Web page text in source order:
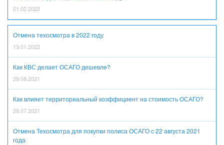
21.02.2022
Отмена техосмотра в 2022 году
13.01.2022
Как КВС делает ОСАГО дешевле?
29.08.2021
Как влияет территориальный коэффициент на стоимость ОСАГО?
28.07.2021
Отмена Техосмотра для покупки полиса ОСАГО с 22 августа 2021
года